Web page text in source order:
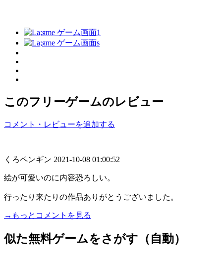
このフリーゲームのレビュー
コメント・レビューを追加する
くろペンギン 2021-10-08 01:00:52
絵が可愛いのに内容恐ろしい。
行ったり来たりの作品ありがとうございました。
→もっとコメントを見る
似た無料ゲームをさがす（自動）